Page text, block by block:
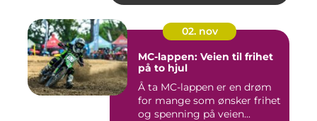
02. nov
MC-lappen: Veien til frihet
på to hjul
Å ta MC-lappen er en drøm
for mange som ønsker frihet
og spenning på veien...